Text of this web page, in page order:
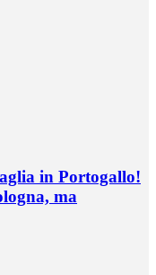
in Portogallo!
ma